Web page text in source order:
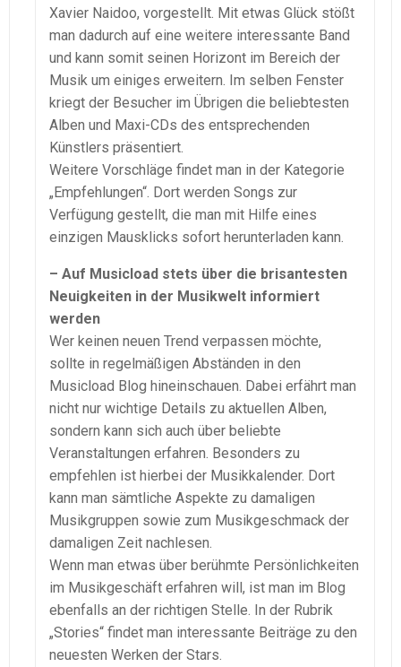
Xavier Naidoo, vorgestellt. Mit etwas Glück stößt
man dadurch auf eine weitere interessante Band
und kann somit seinen Horizont im Bereich der
Musik um einiges erweitern. Im selben Fenster
kriegt der Besucher im Übrigen die beliebtesten
Alben und Maxi-CDs des entsprechenden
Künstlers präsentiert.
Weitere Vorschläge findet man in der Kategorie
„Empfehlungen“. Dort werden Songs zur
Verfügung gestellt, die man mit Hilfe eines
einzigen Mausklicks sofort herunterladen kann.
– Auf Musicload stets über die brisantesten
Neuigkeiten in der Musikwelt informiert
werden
Wer keinen neuen Trend verpassen möchte,
sollte in regelmäßigen Abständen in den
Musicload Blog hineinschauen. Dabei erfährt man
nicht nur wichtige Details zu aktuellen Alben,
sondern kann sich auch über beliebte
Veranstaltungen erfahren. Besonders zu
empfehlen ist hierbei der Musikkalender. Dort
kann man sämtliche Aspekte zu damaligen
Musikgruppen sowie zum Musikgeschmack der
damaligen Zeit nachlesen.
Wenn man etwas über berühmte Persönlichkeiten
im Musikgeschäft erfahren will, ist man im Blog
ebenfalls an der richtigen Stelle. In der Rubrik
„Stories“ findet man interessante Beiträge zu den
neuesten Werken der Stars.